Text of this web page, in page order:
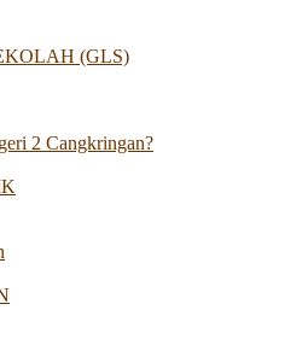
(GLS)
2 Cangkringan?